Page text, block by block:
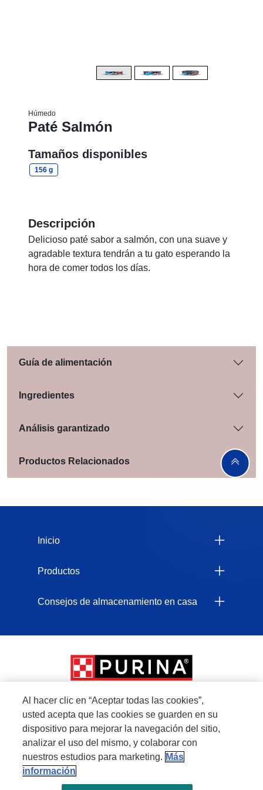
Húmedo
Paté Salmón
Tamaños disponibles
156 g
Descripción
Delicioso paté sabor a salmón, con una suave y
agradable textura tendrán a tu gato esperando la
hora de comer todos los días.
Guía de alimentación
Ingredientes
Análisis garantizado
Productos Relacionados
Inicio
Productos
Consejos de almacenamiento en casa
Menu Footer Secundario Felix
All Nestlé Purina trademarks owned by Société des Produits Nestlé S.A., Vevey,
Switzerland or are used with permission.
Al hacer clic en “Aceptar todas las cookies”,
usted acepta que las cookies se guarden en su
dispositivo para mejorar la navegación del sitio,
analizar el uso del mismo, y colaborar con
nuestros estudios para marketing. Más
información